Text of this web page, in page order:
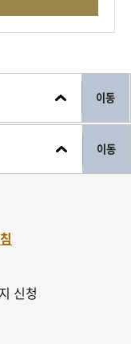
이동
이동
신청